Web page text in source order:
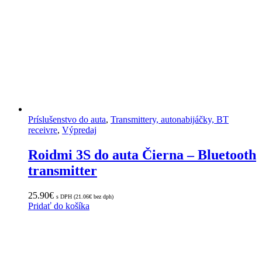
Príslušenstvo do auta, Transmittery, autonabijáčky, BT
receivre, Výpredaj
Roidmi 3S do auta Čierna – Bluetooth
transmitter
25.90€ s DPH (21.06€ bez dph)
Pridať do košíka